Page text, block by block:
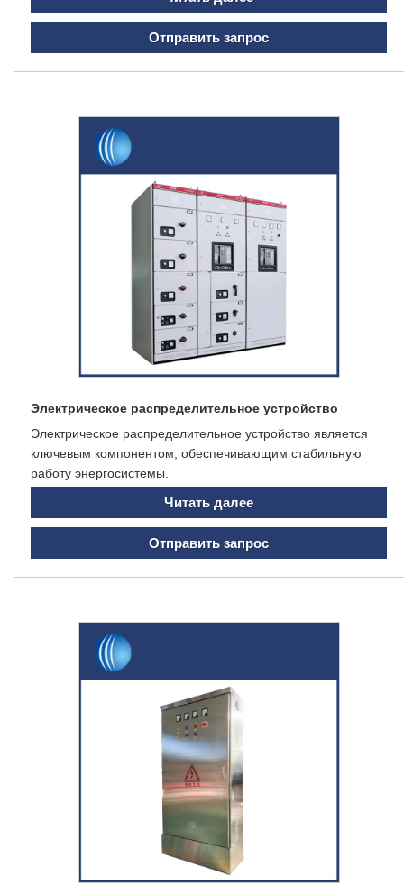
Отправить запрос
Электрическое распределительное устройство
Электрическое распределительное устройство является
ключевым компонентом, обеспечивающим стабильную
работу энергосистемы.
Читать далее
Отправить запрос